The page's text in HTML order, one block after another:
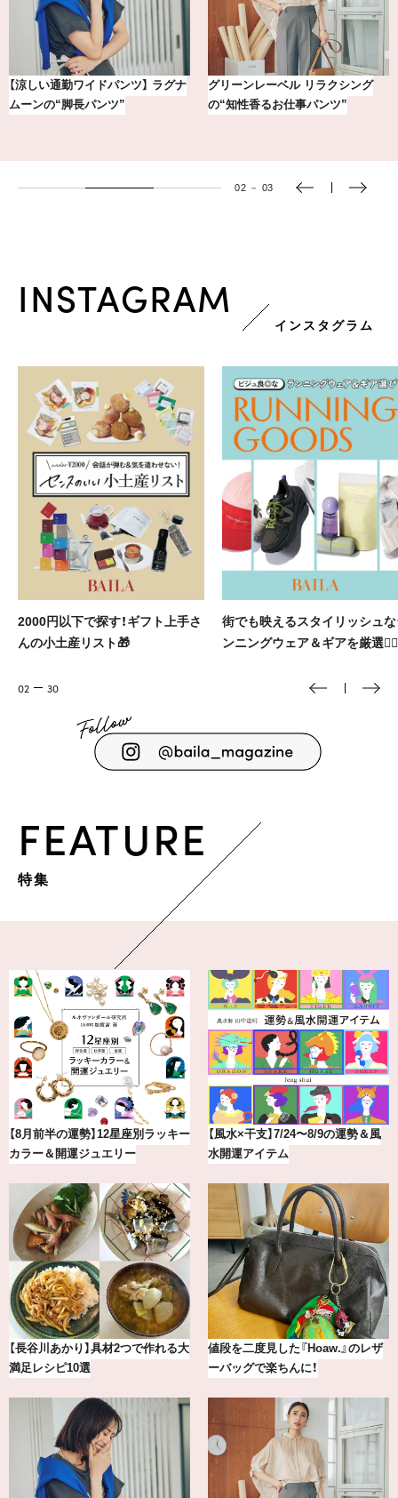
【銀座かねまつ】おしゃれ＆快適な
黒スニーカー4選
【BAILA×OMO】ウオズミアミ描き
下ろし！金沢の旅リスト
03 － 03
INSTAGRAM
インスタグラム
街でも映えるスタイリッシュなラ
ンニングウェア＆ギアを厳選🏃‍♀️
『殺し屋たちの店2』 岡田将生
と玄理さんにインタビュー🎤
03 30
FEATURE
特集
最新版！東京都内のおしゃれな朝活
カフェ＆モーニング9選
冷凍宅配食【nosh-ナッシュ】で叶
える、がんばる私の「がん…
【2026年8月】鏡リュウジの12星座
別占い
気分が上がる「フルラ」のアイウェ
アを「眼鏡市場」で探して。